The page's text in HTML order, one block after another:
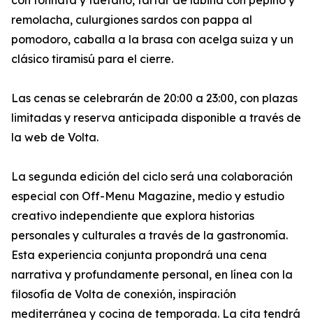
remolacha, culurgiones sardos con pappa al
pomodoro, caballa a la brasa con acelga suiza y un
clásico tiramisú para el cierre.
Las cenas se celebrarán de 20:00 a 23:00, con plazas
limitadas y reserva anticipada disponible a través de
la web de Volta.
La segunda edición del ciclo será una colaboración
especial con Off-Menu Magazine, medio y estudio
creativo independiente que explora historias
personales y culturales a través de la gastronomía.
Esta experiencia conjunta propondrá una cena
narrativa y profundamente personal, en línea con la
filosofía de Volta de conexión, inspiración
mediterránea y cocina de temporada. La cita tendrá